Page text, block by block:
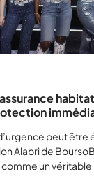
peut être
Alabri de
un véritable